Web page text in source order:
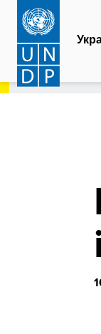
Перейти
основного
вмісту